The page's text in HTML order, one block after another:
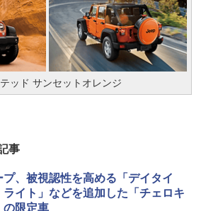
ッド サンセットオレンジ
事
プ、被視認性を高める「デイタイ
ライト」などを追加した「チェロキ
の限定車